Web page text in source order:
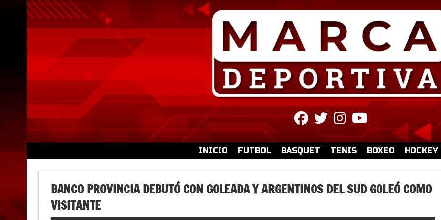
fab
fa-
facebook
fab
fa-
twitter
fab
fa-
instagram
fa-
youtube
INICIO FUTBOL BASQUET TENIS BOXEO HOCKEY
BANCO PROVINCIA DEBUTÓ CON GOLEADA Y ARGENTINOS DEL SUD GOLEÓ COMO
VISITANTE